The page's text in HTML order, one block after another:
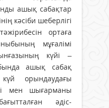
ашық сабақтар
кәсіби шеберлігі
ортаға
мұғалімі
күйі –
ашық сабақ
орындаудағы
мен шығарманы
әдіс-